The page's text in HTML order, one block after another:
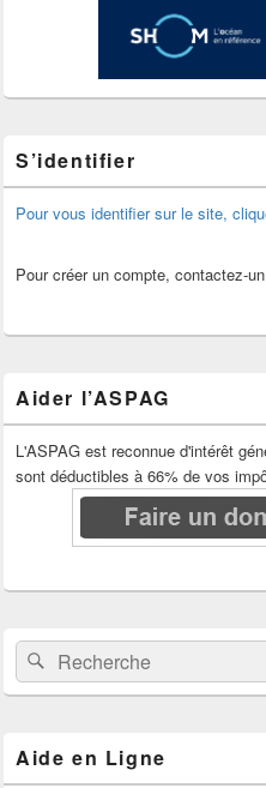
S’identifier
Pour vous identifier sur le site,
Pour créer un compte, contactez-
Aider l’ASPAG
L'ASPAG est reconnue d'intérêt
sont déductibles à 66% de vos
Recherche :Rechercher
Aide en Ligne